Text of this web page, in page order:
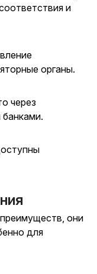
и
органы.
через
они
для